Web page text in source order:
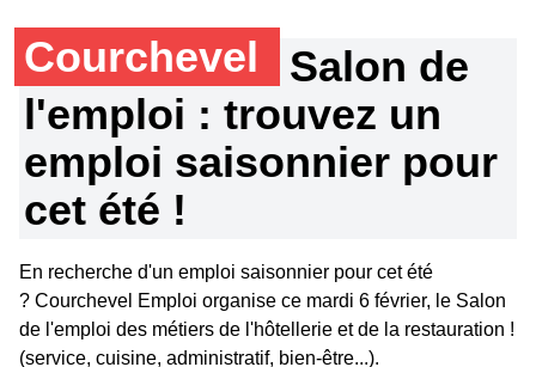
Courchevel
Salon de
l'emploi : trouvez un
emploi saisonnier pour
cet été !
En recherche d'un emploi saisonnier pour cet été
? Courchevel Emploi organise ce mardi 6 février, le Salon
de l'emploi des métiers de l'hôtellerie et de la restauration !
(service, cuisine, administratif, bien-être...).